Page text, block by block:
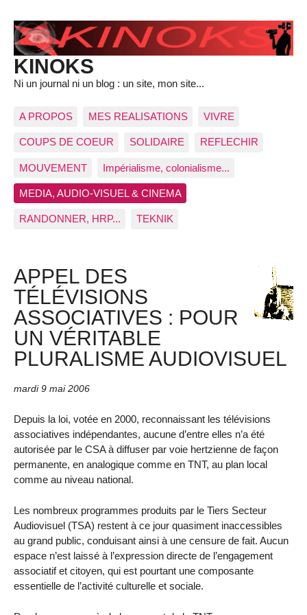
KINOKS
Ni un journal ni un blog : un site, mon site...
A PROPOS MES REALISATIONS VIVRE
COUPS DE COEUR SOLIDAIRE REFLECHIR
MOUVEMENT Impérialisme, colonialisme...
MEDIA, AUDIO-VISUEL & CINEMA
RANDONNER, HRP... TEKNIK
APPEL DES
TÉLÉVISIONS
ASSOCIATIVES : POUR
UN VÉRITABLE
PLURALISME AUDIOVISUEL
mardi 9 mai 2006
Depuis la loi, votée en 2000, reconnaissant les télévisions
associatives indépendantes, aucune d’entre elles n’a été
autorisée par le CSA à diffuser par voie hertzienne de façon
permanente, en analogique comme en TNT, au plan local
comme au niveau national.
Les nombreux programmes produits par le Tiers Secteur
Audiovisuel (TSA) restent à ce jour quasiment inaccessibles
au grand public, conduisant ainsi à une censure de fait. Aucun
espace n’est laissé à l’expression directe de l’engagement
associatif et citoyen, qui est pourtant une composante
essentielle de l’activité culturelle et sociale.